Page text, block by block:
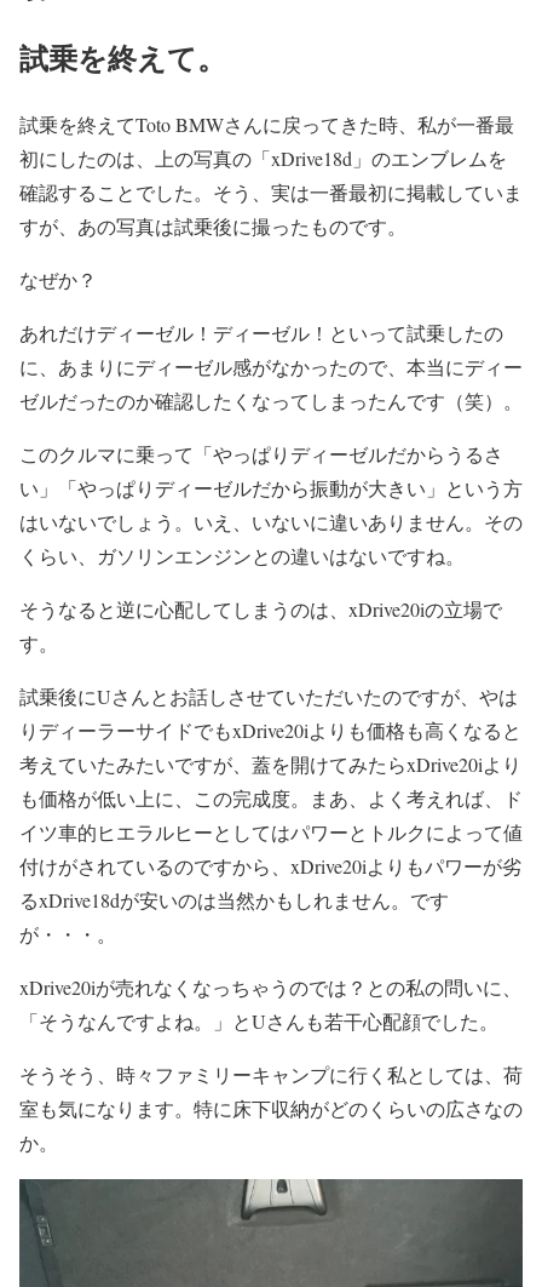
試乗を終えて。
試乗を終えてToto BMWさんに戻ってきた時、私が一番最
初にしたのは、上の写真の「xDrive18d」のエンブレムを
確認することでした。そう、実は一番最初に掲載していま
すが、あの写真は試乗後に撮ったものです。
なぜか？
あれだけディーゼル！ディーゼル！といって試乗したの
に、あまりにディーゼル感がなかったので、本当にディー
ゼルだったのか確認したくなってしまったんです（笑）。
このクルマに乗って「やっぱりディーゼルだからうるさ
い」「やっぱりディーゼルだから振動が大きい」という方
はいないでしょう。いえ、いないに違いありません。その
くらい、ガソリンエンジンとの違いはないですね。
そうなると逆に心配してしまうのは、xDrive20iの立場で
す。
試乗後にUさんとお話しさせていただいたのですが、やは
りディーラーサイドでもxDrive20iよりも価格も高くなると
考えていたみたいですが、蓋を開けてみたらxDrive20iより
も価格が低い上に、この完成度。まあ、よく考えれば、ド
イツ車的ヒエラルヒーとしてはパワーとトルクによって値
付けがされているのですから、xDrive20iよりもパワーが劣
るxDrive18dが安いのは当然かもしれません。です
が・・・。
xDrive20iが売れなくなっちゃうのでは？との私の問いに、
「そうなんですよね。」とUさんも若干心配顔でした。
そうそう、時々ファミリーキャンプに行く私としては、荷
室も気になります。特に床下収納がどのくらいの広さなの
か。